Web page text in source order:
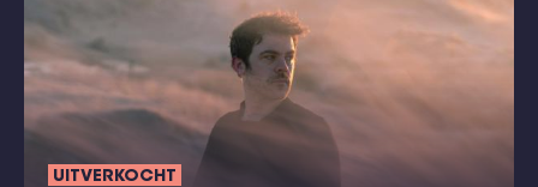
UITVERKOCHT